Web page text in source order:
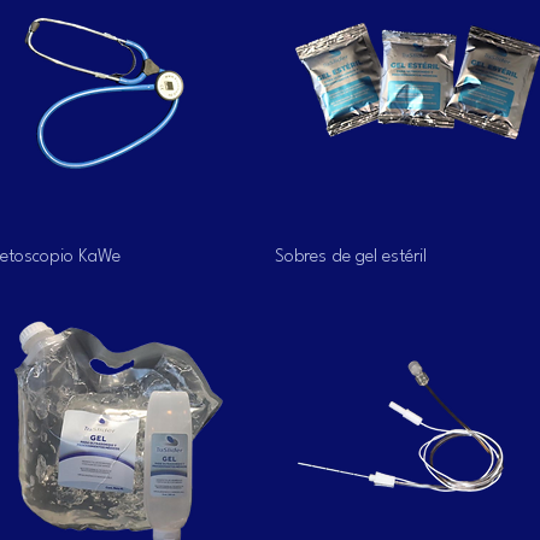
Vista rápida
KaWe Vista rápida
Sobres de gel estéril